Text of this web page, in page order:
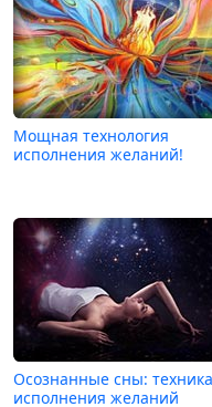
Мощная технология
исполнения желаний!
Осознанные сны: техника
исполнения желаний